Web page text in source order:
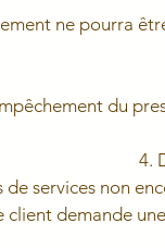
ne pourra
du
4.
de services non